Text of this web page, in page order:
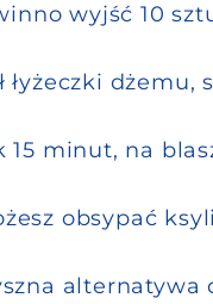
wyjść 10
łyżeczki
15 minut, na
obsypać